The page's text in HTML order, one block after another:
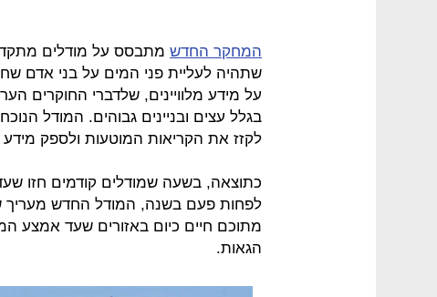
המחקר החדש מתבסס על מודלים
שתהיה לעליית פני המים על בני אדם
על מידע מלוויינים, שלדברי החוקרים
בגלל עצים ובניינים גבוהים. המודל
לקזז את הקריאות המוטעות ולספק מידע
מתוכם חיים כיום באזורים שעד אמצע
הגאות.